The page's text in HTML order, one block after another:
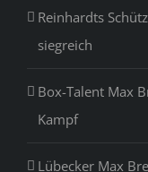
Reinhardts
siegreich
Box-Talent Max
Kampf
Lübecker Max